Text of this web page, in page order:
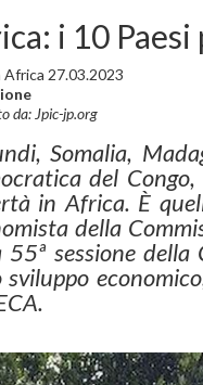
i 10
Africa 27.03.2023
da: Jpic-jp.org
Somalia,
del
in Africa. È
della
55ª sessione
sviluppo